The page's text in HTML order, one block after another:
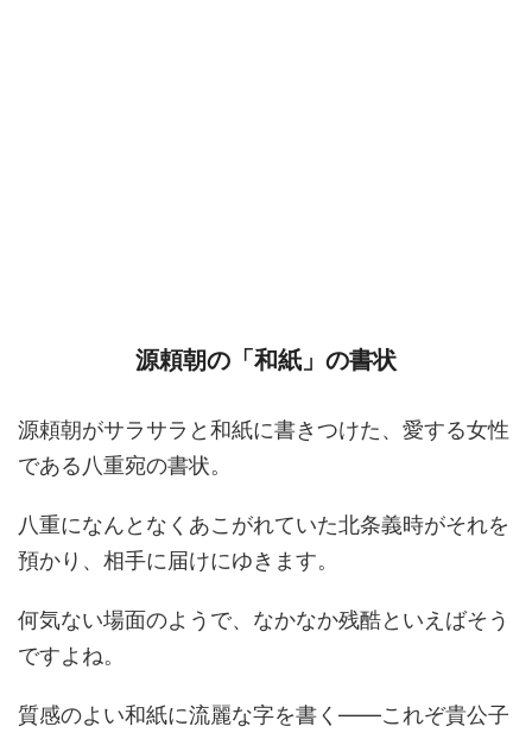
源頼朝の「和紙」の書状
源頼朝がサラサラと和紙に書きつけた、愛する女性
である八重宛の書状。
八重になんとなくあこがれていた北条義時がそれを
預かり、相手に届けにゆきます。
何気ない場面のようで、なかなか残酷といえばそう
ですよね。
質感のよい和紙に流麗な字を書く――これぞ貴公子